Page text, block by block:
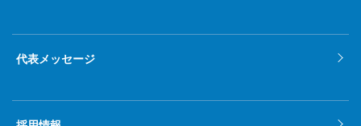
代表メッセージ